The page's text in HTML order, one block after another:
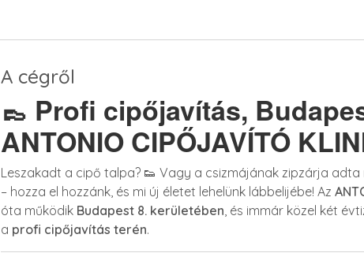
A cégről
👞 Profi cipőjavítás,
ANTONIO CIPŐJAVÍTÓ
Leszakadt a cipő talpa? 👟 Vagy a csizmájának zipzárja
– hozza el hozzánk, és mi új életet lehelünk lábbelijébe! Az
óta működik Budapest 8. kerületében, és immár közel két
a profi cipőjavítás terén.